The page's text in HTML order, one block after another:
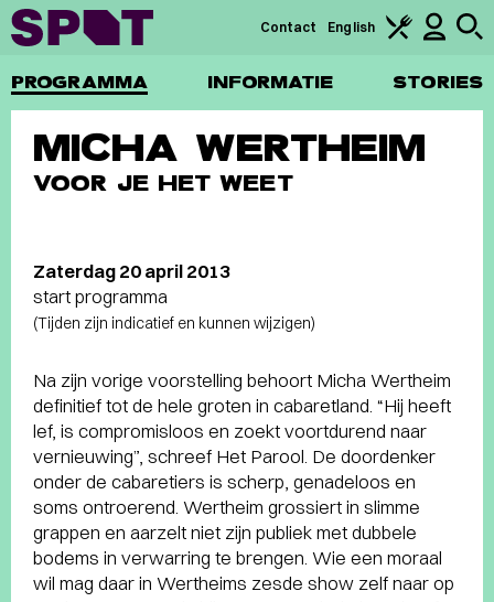
PROGRAMMA INFORMATIE STORIES
Contact English
MICHA WERTHEIM
VOOR JE HET WEET
Zaterdag 20 april 2013
start programma
(Tijden zijn indicatief en kunnen wijzigen)
Na zijn vorige voorstelling behoort Micha Wertheim
definitief tot de hele groten in cabaretland. “Hij heeft
lef, is compromisloos en zoekt voortdurend naar
vernieuwing”, schreef Het Parool. De doordenker
onder de cabaretiers is scherp, genadeloos en
soms ontroerend. Wertheim grossiert in slimme
grappen en aarzelt niet zijn publiek met dubbele
bodems in verwarring te brengen. Wie een moraal
wil mag daar in Wertheims zesde show zelf naar op